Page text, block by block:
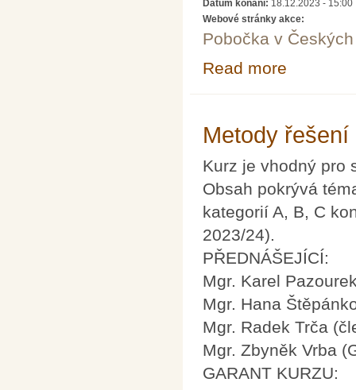
Datum konání: 18.12.2023 - 15:00
Webové stránky akce:
Pobočka v
Read more
Metody řešení
Kurz je vhodný pro
Obsah pokrývá
kategorií A, B, C
2023/24).
PŘEDNÁŠEJÍCÍ:
Mgr. Karel
Mgr. Hana
Mgr. Radek Trča
Mgr. Zbyněk Vrba
GARANT KURZU: